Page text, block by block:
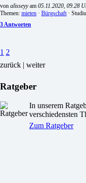
von alisseyyam 05.11.2020, 09.28
Themen: mieten · Bürgschaft·
3 Antworten
1 2
zurück | weiter
Ratgeber
In unserem
verschiedensten
Zum Ratgeber